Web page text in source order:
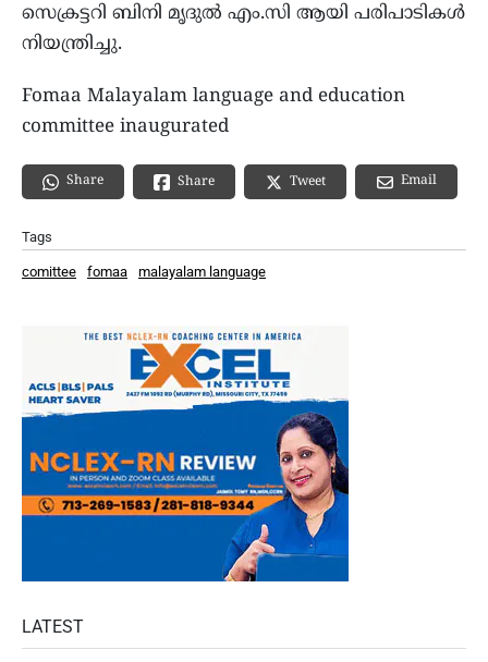
സെക്രട്ടറി ബിനി മൃദുല്‍ എം.സി ആയി പരിപാടികള്‍
നിയന്ത്രിച്ചു.
Fomaa Malayalam language and education
committee inaugurated
Share Share Tweet Email
Tags
comittee fomaa malayalam language
LATEST